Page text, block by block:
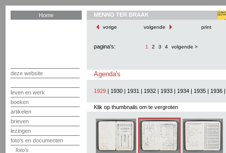
Home
deze website
leven en werk
boeken
artikelen
brieven
lezingen
foto's en documenten
foto's
MENNO TER BRAAK
vorige volgende print
pagina's: 1 2 3 4 volgende >
Agenda's
1929 | 1930 | 1931 | 1932 | 1933 | 1934 | 1935 | 1936
Klik op thumbnails om te vergroten